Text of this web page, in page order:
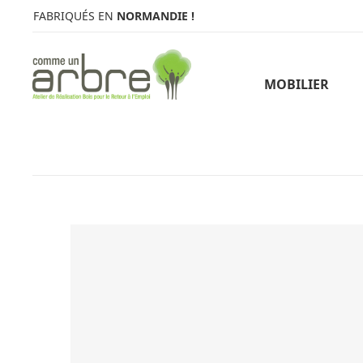
FABRIQUÉS EN NORMANDIE !
MOBILIER